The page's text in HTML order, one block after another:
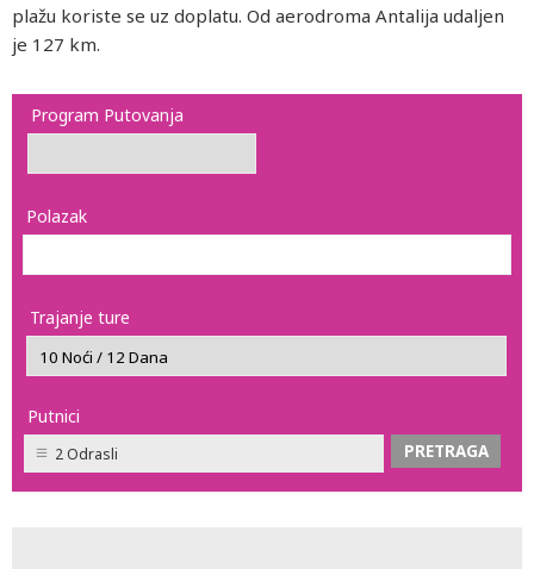
plažu koriste se uz doplatu. Od aerodroma Antalija udaljen
je 127 km.
Program Putovanja
Polazak
Trajanje ture
Putnici
2 Odrasli